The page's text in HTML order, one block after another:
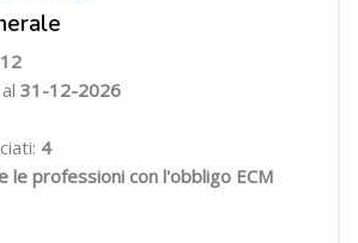
al 31-12-2026
4
le professioni con l'obbligo ECM